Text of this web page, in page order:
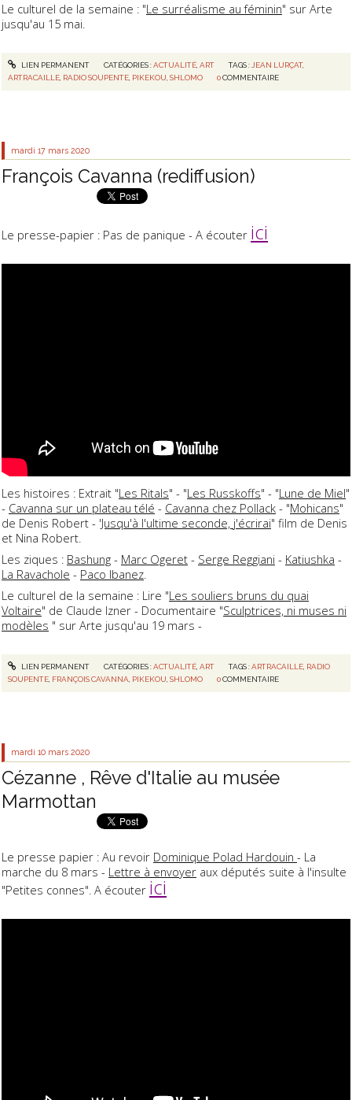
Le culturel de la semaine : "Le surréalisme au féminin" sur Arte
jusqu'au 15 mai.
LIEN PERMANENT CATÉGORIES :ACTUALITÉ, ART TAGS : JEAN LURÇAT,
ARTRACAILLE RADIO SOUPENTE PIKEKOU ,SHLOMO 0 COMMENTAIRE
mardi 17 mars 2020
François Cavanna (rediffusion)
Le presse-papier : Pas de panique - A écouter ici
Les histoires : Extrait "Les Ritals" - "Les Russkoffs" - "Lune de Miel"
- Cavanna sur un plateau télé - Cavanna chez Pollack - "Mohicans"
de Denis Robert - 'Jusqu'à l'ultime seconde, j'écrirai" film de Denis
et Nina Robert.
Les ziques : Bashung - Marc Ogeret - Serge Reggiani - Katiushka -
La Ravachole - Paco Ibanez.
Le culturel de la semaine : Lire "Les souliers bruns du quai
Voltaire" de Claude Izner - Documentaire "Sculptrices, ni muses ni
modèles " sur Arte jusqu'au 19 mars -
LIEN PERMANENT CATÉGORIES :ACTUALITÉ, ART TAGS :ARTRACAILLE RADIO
SOUPENTE FRANÇOIS CAVANNA PIKEKOU ,SHLOMO 0 COMMENTAIRE
mardi 10 mars 2020
Cézanne , Rêve d'Italie au musée
Marmottan
Le presse papier : Au revoir Dominique Polad Hardouin - La
marche du 8 mars - Lettre à envoyer aux députés suite à l'insulte
"Petites connes". A écouter ici